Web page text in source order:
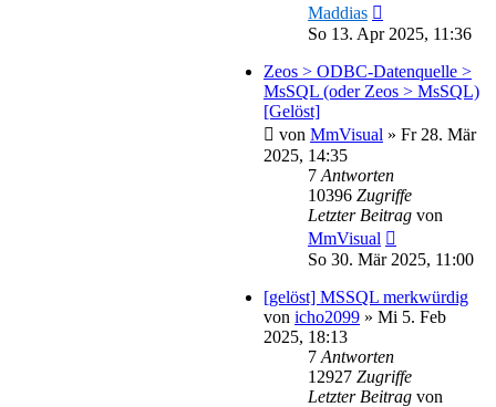
Maddias
So 13. Apr 2025, 11:36
Zeos > ODBC-Datenquelle >
MsSQL (oder Zeos > MsSQL)
[Gelöst]
von MmVisual » Fr 28. Mär
2025, 14:35
7 Antworten
10396 Zugriffe
Letzter Beitrag von
MmVisual
So 30. Mär 2025, 11:00
[gelöst] MSSQL merkwürdig
von icho2099 » Mi 5. Feb
2025, 18:13
7 Antworten
12927 Zugriffe
Letzter Beitrag von